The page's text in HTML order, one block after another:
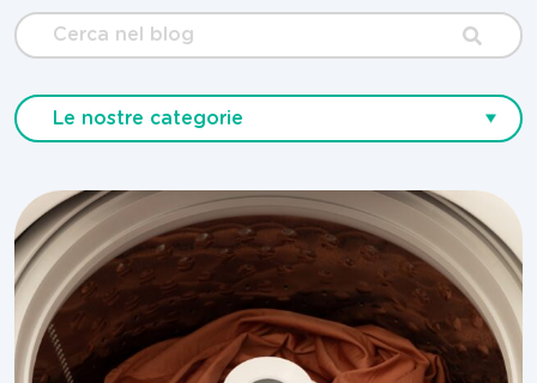
Cerca
nel
Le nostre categorie